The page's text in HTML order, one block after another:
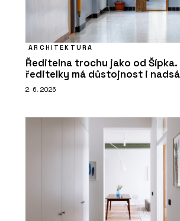
ARCHITEKTURA
Ředitelna trochu jako od Šípka.
ředitelky má důstojnost i
2. 6. 2026